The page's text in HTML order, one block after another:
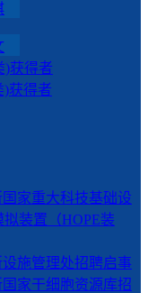
)获得者
)获得者
家重大科技基础设
装置（HOPE装
施管理处招聘启事
家干细胞资源库招